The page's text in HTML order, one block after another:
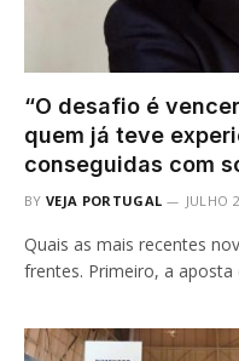
“O desafio é
quem já teve
conseguidas com
BY VEJA PORTUGAL JULHO
Quais as mais recentes
frentes. Primeiro, a